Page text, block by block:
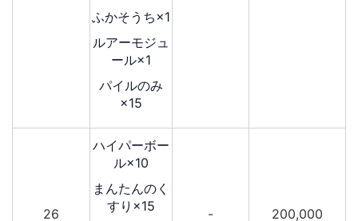
ふかそうち×1
ルアーモジュ
ール×1
パイルのみ
×15
26
ハイパーボー
ル×10
まんたんのく
すり×15
- 200,000